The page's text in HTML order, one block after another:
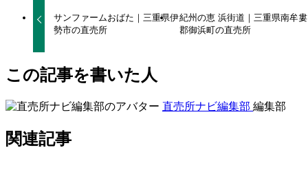
サンファームおばた｜三重県伊
勢市の直売所
紀州の恵 浜街道｜三重県南牟婁
郡御浜町の直売所
この記事を書いた人
直売所ナビ編集部 編集部
関連記事